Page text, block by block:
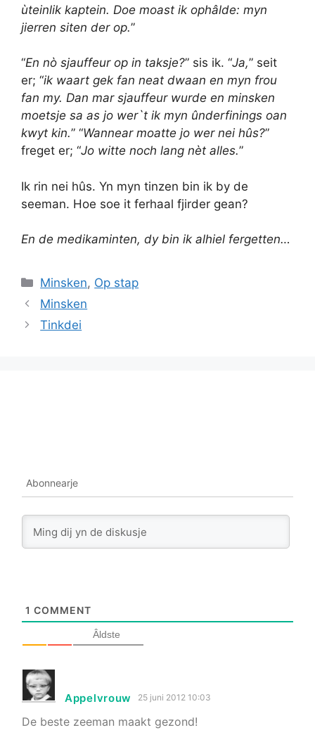
ùteinlik kaptein. Doe moast ik ophâlde: myn
jierren siten der op.”
“En nò sjauffeur op in taksje?” sis ik. “Ja,” seit
er; “ik waart gek fan neat dwaan en myn frou
fan my. Dan mar sjauffeur wurde en minsken
moetsje sa as jo wer`t ik myn ûnderfinings oan
kwyt kin.” “Wannear moatte jo wer nei hûs?”
freget er; “Jo witte noch lang nèt alles.”
Ik rin nei hûs. Yn myn tinzen bin ik by de
seeman. Hoe soe it ferhaal fjirder gean?
En de medikaminten, dy bin ik alhiel fergetten…
Categories
Minsken, Op stap
Minsken
Tinkdei
Abonnearje
1 COMMENT
Âldste
Appelvrouw 25 juni 2012 10:03
De beste zeeman maakt gezond!